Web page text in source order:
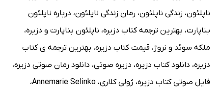
ناپلئون، زندگی ناپلئون، رمان زندگی ناپلئون، درباره ناپلئون
بناپارت، بهترین ترجمه کتاب دزیره، ناپلئون بناپارت و دزیره،
ملکه سوئد و نروژ، قیمت کتاب دزیره، بهترین ترجمه ی کتاب
دزیره، دانلود کتاب دزیره، دزیره صوتی، دانلود رمان صوتی دزیره،
فایل صوتی کتاب دزیره، ژولی کلاری، Annemarie Selinko،